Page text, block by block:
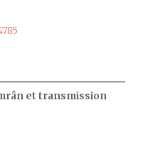
et transmission